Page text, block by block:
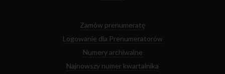
Zamów prenumeratę
Logowanie dla Prenumeratorów
Numery archiwalne
Najnowszy numer kwartalnika